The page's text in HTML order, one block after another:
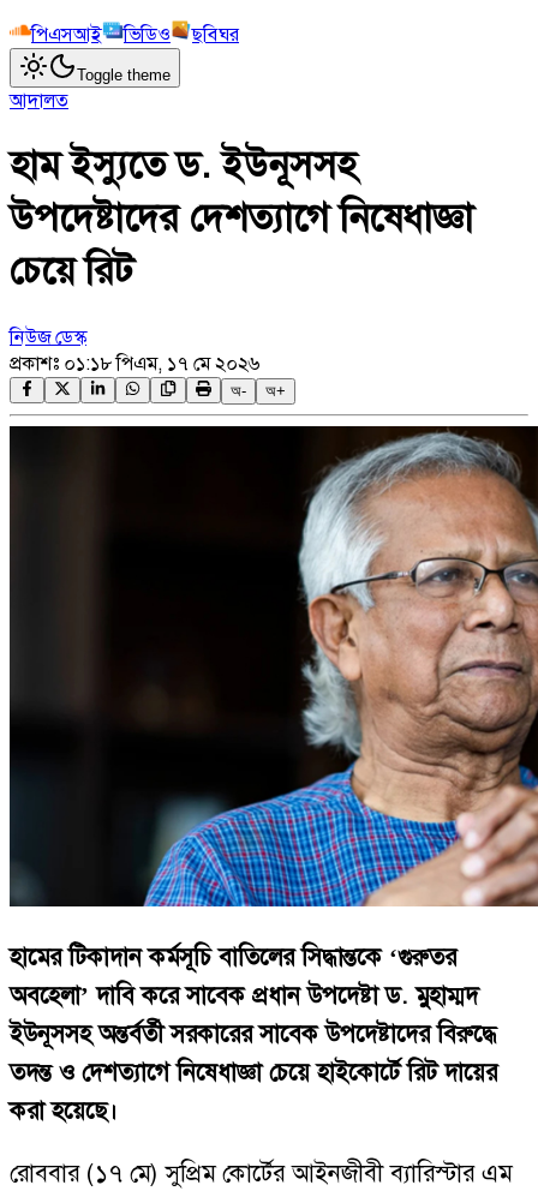
পিএসআই
ভিডিও ছবিঘর
Toggle theme
আদালত
হাম ইস্যুতে ড. ইউনূসসহ
উপদেষ্টাদের দেশত্যাগে নিষেধাজ্ঞা
চেয়ে রিট
নিউজ ডেস্ক
প্রকাশঃ ০১:১৮ পিএম, ১৭ মে ২০২৬
অ- অ+
হামের টিকাদান কর্মসূচি বাতিলের সিদ্ধান্তকে ‘গুরুতর
অবহেলা’ দাবি করে সাবেক প্রধান উপদেষ্টা ড. মুহাম্মদ
ইউনূসসহ অন্তর্বর্তী সরকারের সাবেক উপদেষ্টাদের বিরুদ্ধে
তদন্ত ও দেশত্যাগে নিষেধাজ্ঞা চেয়ে হাইকোর্টে রিট দায়ের
করা হয়েছে।
রোববার (১৭ মে) সুপ্রিম কোর্টের আইনজীবী ব্যারিস্টার এম